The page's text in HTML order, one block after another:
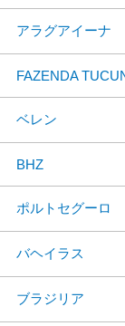
アラグアイーナ
FAZENDA
ベレン
BHZ
ポルトセグーロ
バヘイラス
ブラジリア